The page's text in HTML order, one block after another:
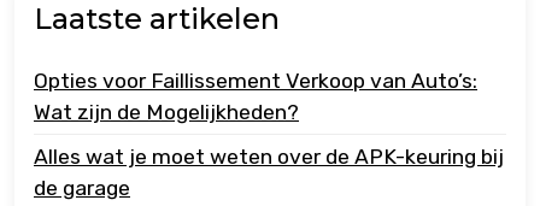
Laatste artikelen
Opties voor Faillissement Verkoop van Auto’s:
Wat zijn de Mogelijkheden?
Alles wat je moet weten over de APK-keuring bij
de garage